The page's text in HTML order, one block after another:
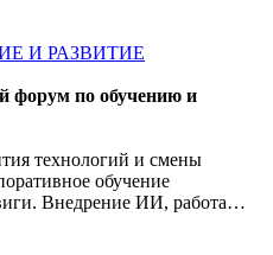
И РАЗВИТИЕ
форум по обучению и
технологий и смены
обучение
Внедрение ИИ, работа…